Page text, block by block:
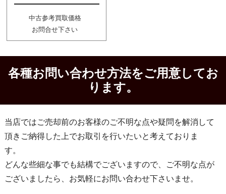
中古参考買取価格
お問合せ下さい
各種お問い合わせ方法をご用意してお
ります。
当店ではご売却前のお客様のご不明な点や疑問を解消して
頂きご納得した上でお取引を行いたいと考えておりま
す。
どんな些細な事でも結構でございますので、ご不明な点が
ございましたら、お気軽にお問い合わせ下さいませ。